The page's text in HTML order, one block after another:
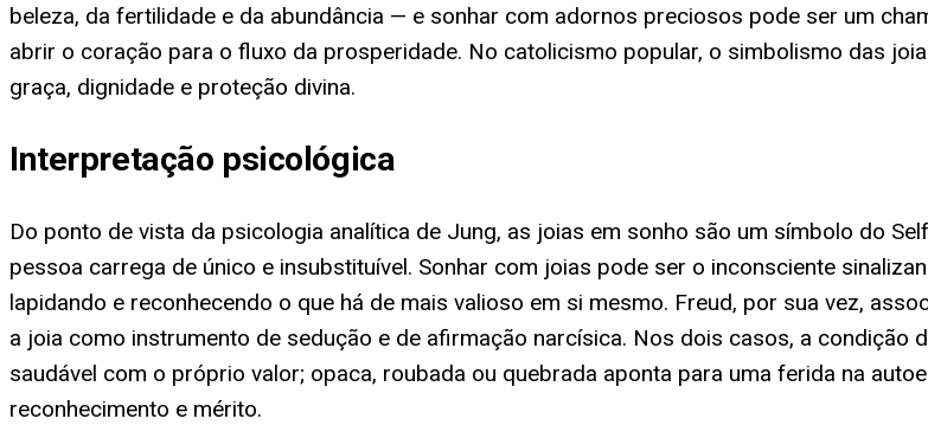
beleza, da fertilidade e da abundância — e sonhar com adornos preciosos pode ser um
abrir o coração para o fluxo da prosperidade. No catolicismo popular, o simbolismo das
graça, dignidade e proteção divina.
Interpretação psicológica
Do ponto de vista da psicologia analítica de Jung, as joias em sonho são um símbolo do
pessoa carrega de único e insubstituível. Sonhar com joias pode ser o inconsciente
lapidando e reconhecendo o que há de mais valioso em si mesmo. Freud, por sua vez,
a joia como instrumento de sedução e de afirmação narcísica. Nos dois casos, a condição
saudável com o próprio valor; opaca, roubada ou quebrada aponta para uma ferida na
reconhecimento e mérito.